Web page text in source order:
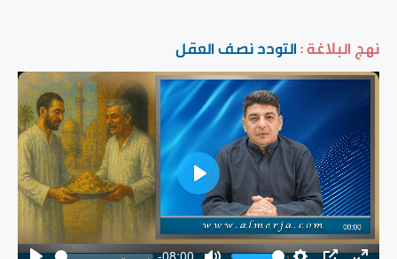
نهج البلاغة :التودد نصف العقل
-08:00
Play